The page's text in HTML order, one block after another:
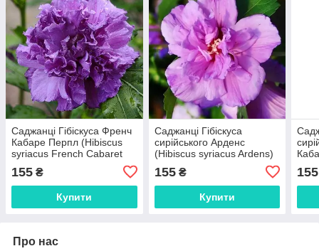
Саджанці Гібіскуса Френч
Кабаре Перпл (Hibiscus
syriacus French Cabaret
155 ₴
Купити
Саджанці Гібіскуса
сирійського Арденс
(Hibiscus syriacus Ardens)
155₴
Купити
Red)
155
Про нас